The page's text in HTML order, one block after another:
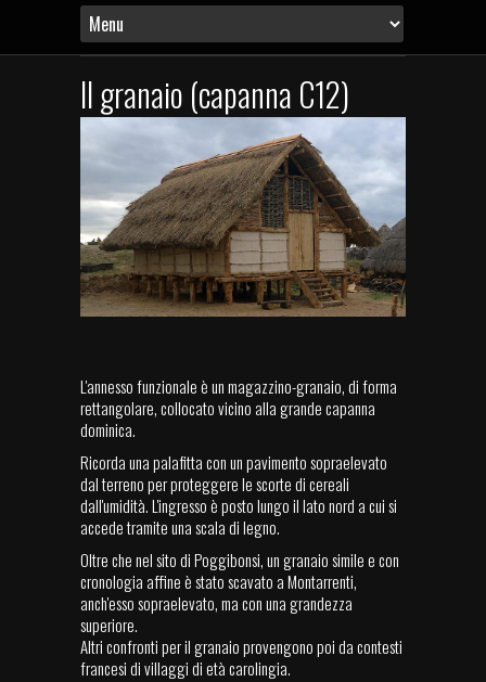
Il granaio (capanna C12)
L'annesso funzionale è un magazzino-granaio, di forma
rettangolare, collocato vicino alla grande capanna
dominica.
Ricorda una palafitta con un pavimento sopraelevato
dal terreno per proteggere le scorte di cereali
dall'umidità. L'ingresso è posto lungo il lato nord a cui si
accede tramite una scala di legno.
Oltre che nel sito di Poggibonsi, un granaio simile e con
cronologia affine è stato scavato a Montarrenti,
anch'esso sopraelevato, ma con una grandezza
superiore.
Altri confronti per il granaio provengono poi da contesti
francesi di villaggi di età carolingia.